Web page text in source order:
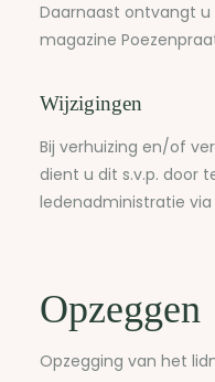
Daarnaast ontvangt
magazine
Wijzigingen
Bij verhuizing en/of
dient u dit s.v.p. door
ledenadministratie
Opzeggen
Opzegging van het